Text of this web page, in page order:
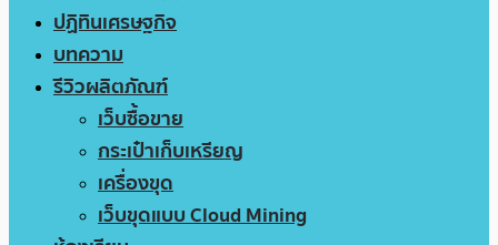
ปฏิทินเศรษฐกิจ
บทความ
รีวิวผลิตภัณฑ์
เว็บซื้อขาย
กระเป๋าเก็บเหรียญ
เครื่องขุด
เว็บขุดแบบ Cloud Mining